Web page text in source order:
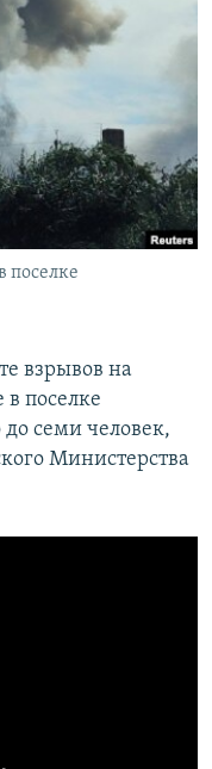
поселке
взрывов на
поселке
семи человек,
Министерства